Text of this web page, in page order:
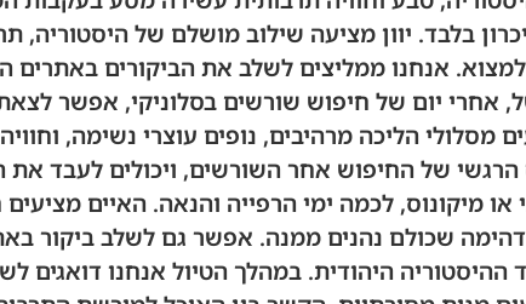
בלבד. יוון מציעה שילוב מושלם של היסטוריה,
למצוא. אנחנו ממליצים לשלב את הביקורים באתרים
אחרי יום של חיפוש שורשים בסלוניקי, אפשר לצאת
מסלולי הליכה מרהיבים, נופים עוצרי נשימה,
של החיפוש אחר השורשים, ויכולים לעבד את
או מיקונוס, לכמה ימי הרפייה והנאה. האיים
שכולם נהנים ממנה. אפשר גם לשלב ביקור
ההיסטוריה היהודית. במהלך הטיול אנחנו דואגים